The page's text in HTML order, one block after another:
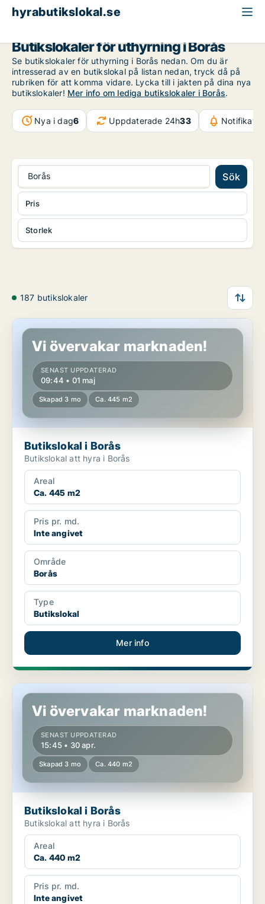
hyrabutikslokal.se
Butikslokaler för uthyrning i Borås
Se butikslokaler för uthyrning i Borås nedan. Om du är
intresserad av en butikslokal på listan nedan, tryck då på
rubriken för att komma vidare. Lycka till i jakten på dina nya
butikslokaler! Mer info om lediga butikslokaler i Borås.
Nya i dag6 Uppdaterade 24h33
Borås Sök
Storlek
Pris
187 butikslokaler
Butikslokal i Borås
Vi övervakar marknaden!
SENAST UPPDATERAD
09:44 • 01 maj
Skapad 3 mo Ca. 445 m2
Butikslokal i Borås
Butikslokal att hyra i Borås
Areal
Ca. 445 m2
Pris pr. md.
Inte angivet
Område
Borås
Type
Butikslokal
Mer info
Butikslokal i Borås
Vi övervakar marknaden!
SENAST UPPDATERAD
15:45 • 30 apr.
Skapad 3 mo Ca. 440 m2
Butikslokal i Borås
Butikslokal att hyra i Borås
Areal
Ca. 440 m2
Pris pr. md.
Inte angivet